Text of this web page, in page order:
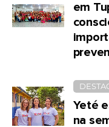
em
Yeté
na